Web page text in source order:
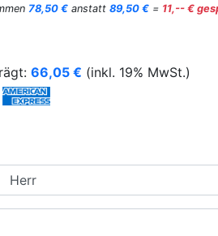
78,50 € anstatt 89,50 € = 11,-- €
66,05 € (inkl. 19% MwSt.)